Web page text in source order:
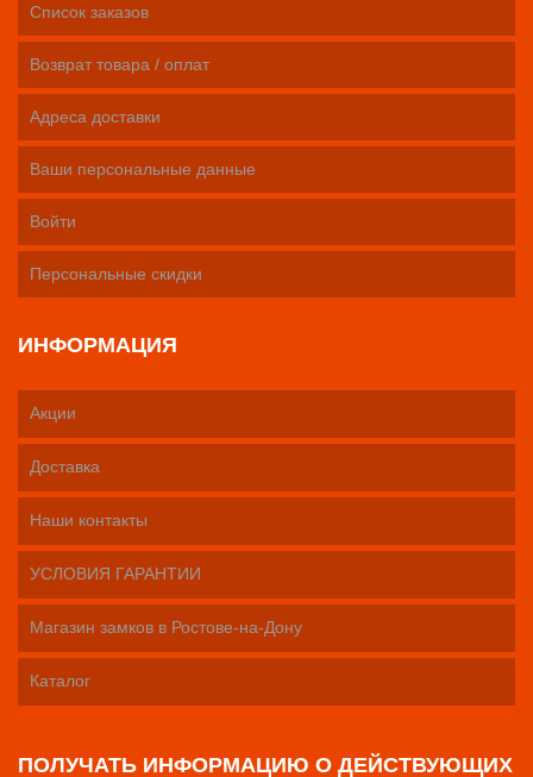
Список заказов
Возврат товара / оплат
Адреса доставки
Ваши персональные данные
Войти
Персональные скидки
ИНФОРМАЦИЯ
Акции
Доставка
Наши контакты
УСЛОВИЯ ГАРАНТИИ
Магазин замков в Ростове-на-Дону
Каталог
ПОЛУЧАТЬ ИНФОРМАЦИЮ О ДЕЙСТВУЮЩИХ